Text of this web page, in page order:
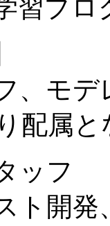
習プロ
、モデ
配属
ッフ
ト開